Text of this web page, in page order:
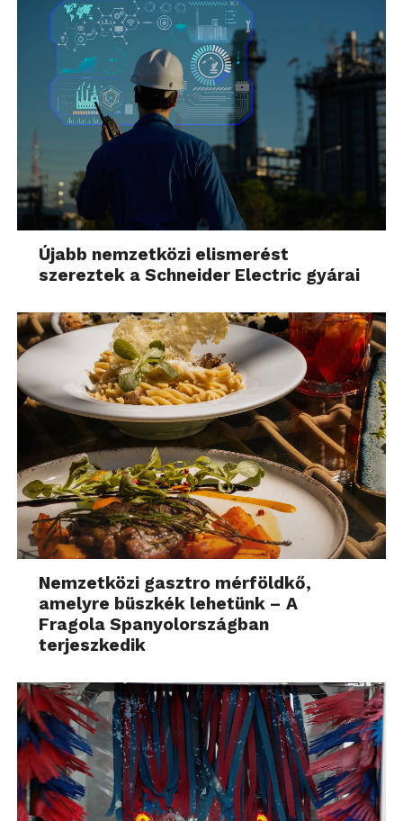
Újabb nemzetközi elismerést
szereztek a Schneider Electric gyárai
Nemzetközi gasztro mérföldkő,
amelyre büszkék lehetünk – A
Fragola Spanyolországban
terjeszkedik